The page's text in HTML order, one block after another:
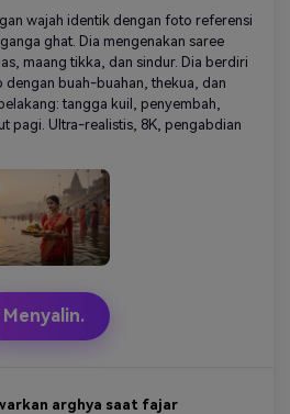
wajah identik dengan foto referensi
ghat. Dia mengenakan saree
maang tikka, dan sindur. Dia berdiri
dengan buah-buahan, thekua, dan
tangga kuil, penyembah,
pagi. Ultra-realistis, 8K, pengabdian
Menyalin.
arghya saat fajar